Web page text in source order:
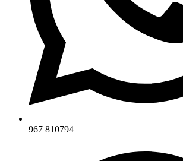
967 810794